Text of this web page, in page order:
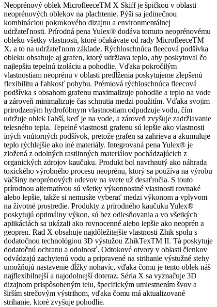
Skiff
Neoprénový oblek MicrofleeceTM X Skiff je špičkou v oblasti
neoprénových oblekov na plachtenie. Pýši sa jedinečnou
kombináciou pokrokového dizajnu a environmentálnej
udržateľnosti. Prírodná pena Yulex® dodáva tomuto neoprénovému
obleku všetky vlastnosti, ktoré očakávate od rady MicrofleeceTM
X, a to na udržateľnom základe. Rýchloschnúca fleecová podšívka
obleku obsahuje aj grafen, ktorý udržiava teplo, aby poskytoval čo
najlepšiu tepelnú izoláciu a pohodlie. Vďaka pokročilým
vlastnostiam neoprénu v oblasti predĺženia poskytujeme zlepšenú
flexibilitu a ľahkosť pohybu. Prémiová rýchloschnúca fleecová
podšívka s obsahom grafenu maximalizuje pohodlie a teplo na vode
a zároveň minimalizuje čas schnutia medzi použitím. Vďaka svojim
prirodzeným hydrofóbnym vlastnostiam odpudzuje vodu, čím
udržuje oblek ľahší, keď je na vode, a zároveň zvyšuje zadržiavanie
telesného tepla. Tepelné vlastnosti grafenu sú lepšie ako vlastnosti
iných vnútorných podšívok, pretože grafen sa zahrieva a akumuluje
teplo rýchlejšie ako iné materiály. Integrovaná pena Yulex® je
zložená z odolných rastlinných materiálov pochádzajúcich z
organických zdrojov kaučuku. Produkt bol navrhnutý ako náhrada
toxického výrobného procesu neoprénu, ktorý sa používa na výrobu
väčšiny neoprénových odevov na svete už desaťročia. S touto
prírodnou alternatívou sú všetky výkonnostné vlastnosti rovnaké
alebo lepšie, takže si nemusíte vyberať medzi výkonom a vplyvom
na životné prostredie. Produkty z prírodného kaučuku Yulex®
poskytujú optimálny výkon, sú bez odlesňovania a vo všetkých
aplikáciách sa ukázali ako rovnocenné alebo lepšie ako neoprén a
geopren. Rad X obsahuje najdôležitejšie vlastnosti Zhik spolu s
dodatočnou technológiou 3D výstužou ZhikTexTM II. Tá poskytuje
dodatočnú ochranu a odolnosť. Odtokové otvory v oblasti členkov
odvádzajú zachytenú vodu a pripravené na strihanie výstužné stehy
umožňujú nastavenie dĺžky nohavíc, vďaka čomu je tento oblek náš
najflexibilnejší a najodolnejší doteraz. Séria X sa vyznačuje 3D
dizajnom prispôsobeným telu, špecifickým umiestnením švov a
širším strečovým výstrihom, vďaka čomu má aktualizované
strihanie, ktoré zvyšuje pohodlie.